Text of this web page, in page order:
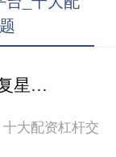
按天配资公司 复星医药发布2025半年报，创新药品收入超43亿元
十大配资杠杆交